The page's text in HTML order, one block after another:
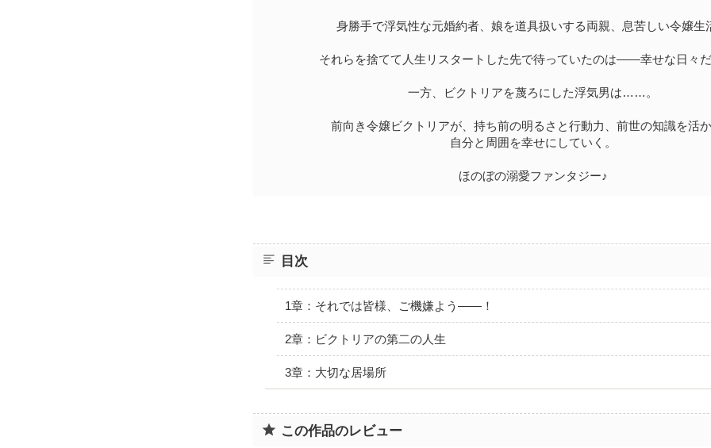
身勝手で浮気性な元婚約者、娘を道具扱いする両親、息苦しい令嬢生
それらを捨てて人生リスタートした先で待っていたのは――幸せな日々
一方、ビクトリアを蔑ろにした浮気男は……。
前向き令嬢ビクトリアが、持ち前の明るさと行動力、前世の知識を活
自分と周囲を幸せにしていく。
ほのぼの溺愛ファンタジー♪
目次
1章：それでは皆様、ご機嫌よう――！
2章：ビクトリアの第二の人生
3章：大切な居場所
この作品のレビュー